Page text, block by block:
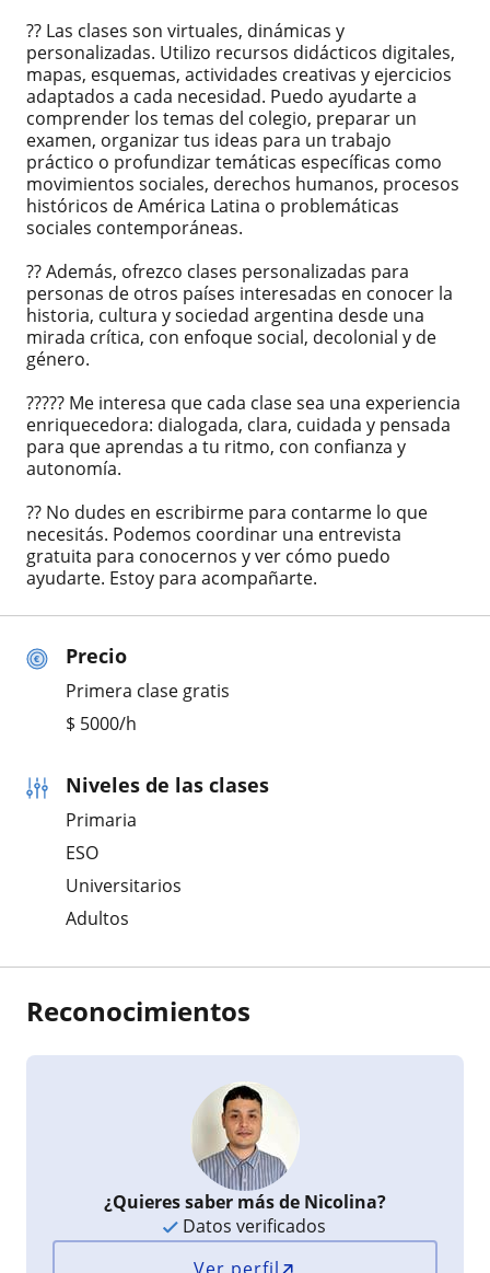
Precio
Primera clase gratis
$ 5000/h
Niveles de las clases
Primaria
ESO
Universitarios
Adultos
?? Las clases son virtuales, dinámicas y
personalizadas. Utilizo recursos didácticos digitales,
mapas, esquemas, actividades creativas y ejercicios
adaptados a cada necesidad. Puedo ayudarte a
comprender los temas del colegio, preparar un
examen, organizar tus ideas para un trabajo
práctico o profundizar temáticas específicas como
movimientos sociales, derechos humanos, procesos
históricos de América Latina o problemáticas
sociales contemporáneas.
?? Además, ofrezco clases personalizadas para
personas de otros países interesadas en conocer la
historia, cultura y sociedad argentina desde una
mirada crítica, con enfoque social, decolonial y de
género.
????? Me interesa que cada clase sea una experiencia
enriquecedora: dialogada, clara, cuidada y pensada
para que aprendas a tu ritmo, con confianza y
autonomía.
?? No dudes en escribirme para contarme lo que
necesitás. Podemos coordinar una entrevista
gratuita para conocernos y ver cómo puedo
ayudarte. Estoy para acompañarte.
Reconocimientos
¿Quieres saber más de Nicolina?
Datos verificados